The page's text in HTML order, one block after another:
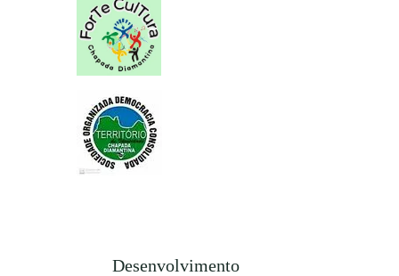
Desenvolvimento